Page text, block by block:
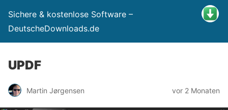
Sichere & kostenlose Software –
DeutscheDownloads.de
UPDF
Martin Jørgensen vor 2 Monaten